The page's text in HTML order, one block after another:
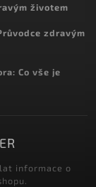
životem
zdravým
Co vše je
informace o